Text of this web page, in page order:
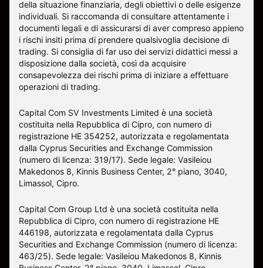
della situazione finanziaria, degli obiettivi o delle esigenze
individuali. Si raccomanda di consultare attentamente i
documenti legali e di assicurarsi di aver compreso appieno
i rischi insiti prima di prendere qualsivoglia decisione di
trading. Si consiglia di far uso dei servizi didattici messi a
disposizione dalla società, così da acquisire
consapevolezza dei rischi prima di iniziare a effettuare
operazioni di trading.
Capital Com SV Investments Limited è una società
costituita nella Repubblica di Cipro, con numero di
registrazione HE 354252, autorizzata e regolamentata
dalla Cyprus Securities and Exchange Commission
(numero di licenza: 319/17). Sede legale: Vasileiou
Makedonos 8, Kinnis Business Center, 2° piano, 3040,
Limassol, Cipro.
Capital Com Group Ltd è una società costituita nella
Repubblica di Cipro, con numero di registrazione ΗΕ
446198, autorizzata e regolamentata dalla Cyprus
Securities and Exchange Commission (numero di licenza:
463/25). Sede legale: Vasileiou Makedonos 8, Kinnis